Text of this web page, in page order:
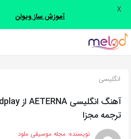
اشتراک
با
روش‌های
زیر
انگلیسی
ترجمه مجزا
نویسنده: مجله موسیقی ملود
آموزش ساز ویولن
X